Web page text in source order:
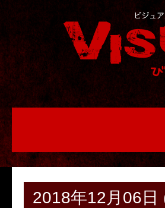
2018年12月06日